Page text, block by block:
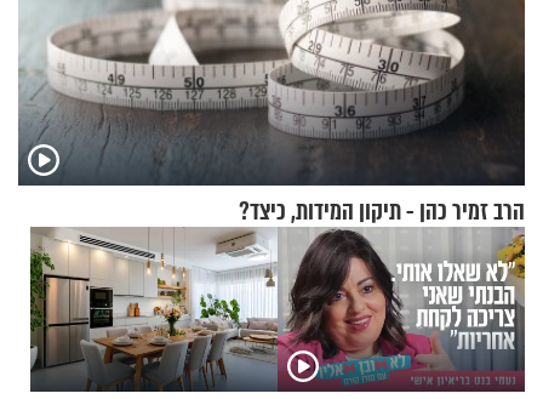
הרב זמיר כהן - תיקון המידות, כיצד?